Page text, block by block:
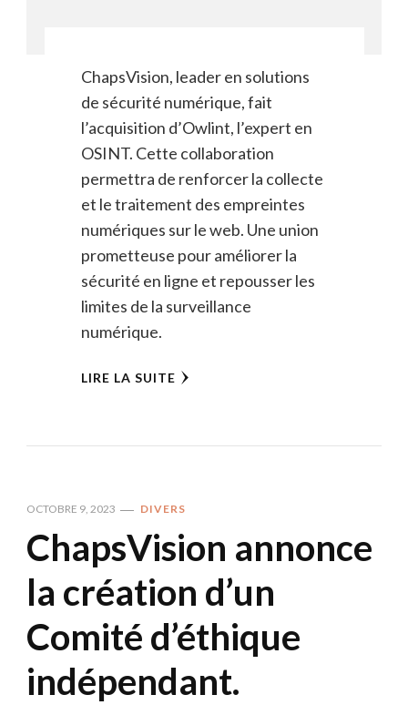
ChapsVision, leader en solutions
de sécurité numérique, fait
l’acquisition d’Owlint, l’expert en
OSINT. Cette collaboration
permettra de renforcer la collecte
et le traitement des empreintes
numériques sur le web. Une union
prometteuse pour améliorer la
sécurité en ligne et repousser les
limites de la surveillance
numérique.
LIRE LA SUITE
OCTOBRE 9, 2023 DIVERS
ChapsVision annonce
la création d’un
Comité d’éthique
indépendant.